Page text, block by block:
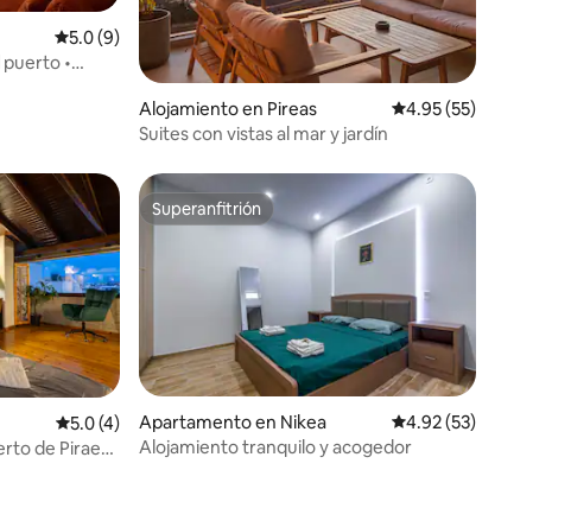
Calificación promedio: 5.0 de 5, 9 reseñas
5.0 (9)
•
Alojamiento en Pireas Calificación
4.95 (55)
Suites con vistas al mar y jardín
Calificación promedio: 5.0 de 5, 4 reseñas
5.0 (4)
de Piraeus
Superanfitrión
Superanfitrión
Apartamento en Nikea Calificación
4.92 (53)
Alojamiento tranquilo y acogedor